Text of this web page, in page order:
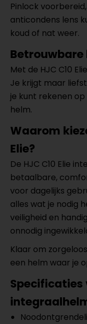
Pinlock
anticondens lens
koud of nat weer.
Met de HJC C10
Je krijgt maar
je kunt rekenen
helm.
Waarom
Elie?
De HJC C10 Elie
betaalbare,
voor dagelijks
alles wat je nodig
veiligheid en
onnodig
Klaar om
een helm waar je
Specificaties